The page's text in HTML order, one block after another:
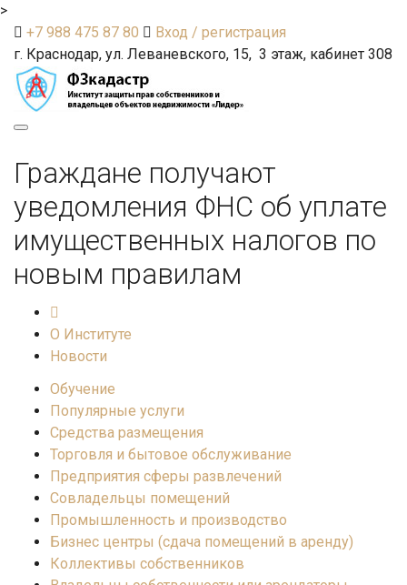
>
+7 988 475 87 80
Вход / регистрация
г. Краснодар, ул. Леваневского, 15, 3 этаж, кабинет 308
navigation
Граждане получают
уведомления ФНС об уплате
имущественных налогов по
новым правилам
О Институте
Новости
Обучение
Популярные услуги
Средства размещения
Торговля и бытовое обслуживание
Предприятия сферы развлечений
Совладельцы помещений
Промышленность и производство
Бизнес центры (сдача помещений в аренду)
Коллективы собственников